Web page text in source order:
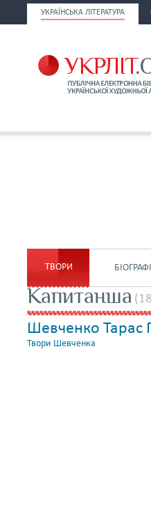
УКРАЇНСЬКА ЛІТЕРАТУРА
ТВОРИ
Капитанша
Шевченко Тарас
Твори Шевченка